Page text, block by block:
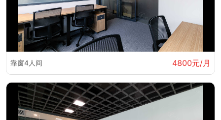
靠窗4人间 4800元/月